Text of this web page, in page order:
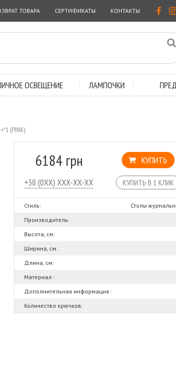
ТОВАРА СЕРТИФИКАТЫ КОНТАКТЫ
ОСВЕЩЕНИЕ ЛАМПОЧКИ
(PINK)
6184 грн КУПИТЬ
КУПИТЬ В 1 КЛИК
Стиль:
Столы
Производитель:
Высота, см:
Ширина, см:
Длина, см:
Материал :
Дополнительная информация :
Количество крючков: